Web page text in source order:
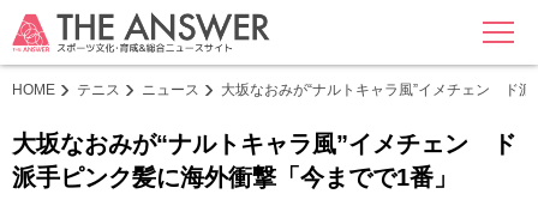
MENU
HOME テニス ニュース 大坂なおみが“ナルトキャラ風”イメチェン ド
大坂なおみが“ナルトキャラ風”イメチェン ド
派手ピンク髪に海外衝撃「今までで1番」